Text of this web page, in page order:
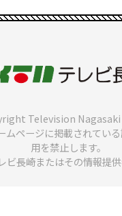
Television Nagasaki
ムページに掲載されてい
用を禁止します。
ビ長崎またはその情報提供